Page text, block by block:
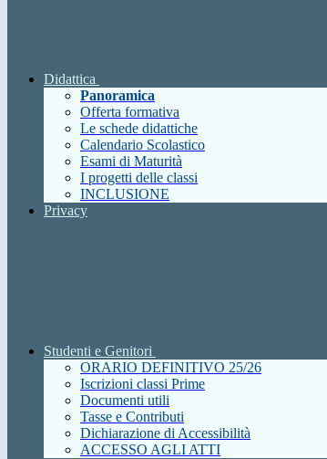
Didattica
Panoramica
Offerta formativa
Le schede didattiche
Calendario Scolastico
Esami di Maturità
I progetti delle classi
INCLUSIONE
Privacy
Studenti e Genitori
ORARIO DEFINITIVO 25/26
Iscrizioni classi Prime
Documenti utili
Tasse e Contributi
Dichiarazione di Accessibilità
ACCESSO AGLI ATTI